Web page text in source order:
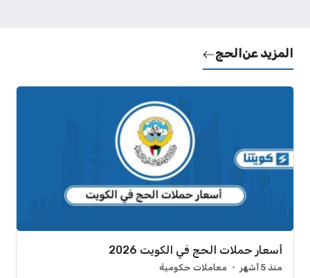
المزيد عنالحج
أسعار حملات الحج في الكويت 2026
منذ 5 أشهر معاملات حكومية